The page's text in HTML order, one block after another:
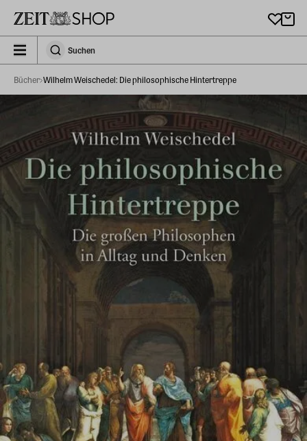
zeit_storefront.components.search.collapsed
SuchenSuchen
Bücher Wilhelm Weischedel: Die philosophische Hintertreppe